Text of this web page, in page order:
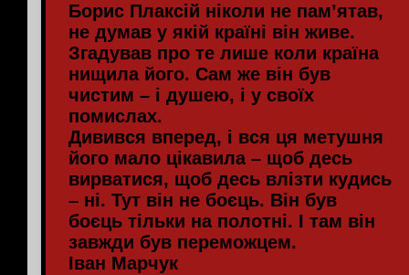
Борис Плаксій ніколи не пам’ятав,
не думав у якій країні він живе.
Згадував про те лише коли країна
нищила його. Сам же він був
чистим – і душею, і у своїх
помислах.
Дивився вперед, і вся ця метушня
його мало цікавила – щоб десь
вирватися, щоб десь влізти кудись
– ні. Тут він не боєць. Він був
боєць тільки на полотні. І там він
завжди був переможцем.
Іван Марчук